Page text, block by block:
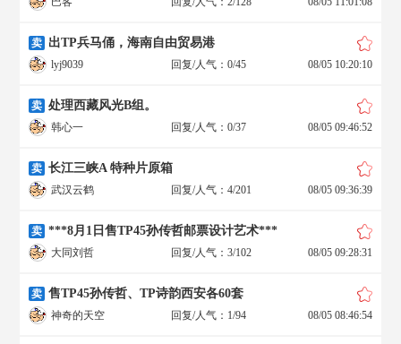
卖 出TP兵马俑，海南自由贸易港
lyj9039 回复/人气：0/45 08/05 10:20:10
卖 处理西藏风光B组。
韩心一 回复/人气：0/37 08/05 09:46:52
卖 长江三峡A 特种片原箱
武汉云鹤 回复/人气：4/201 08/05 09:36:39
卖 ***8月1日售TP45孙传哲邮票设计艺术***
大同刘哲 回复/人气：3/102 08/05 09:28:31
卖 售TP45孙传哲、TP诗韵西安各60套
神奇的天空 回复/人气：1/94 08/05 08:46:54